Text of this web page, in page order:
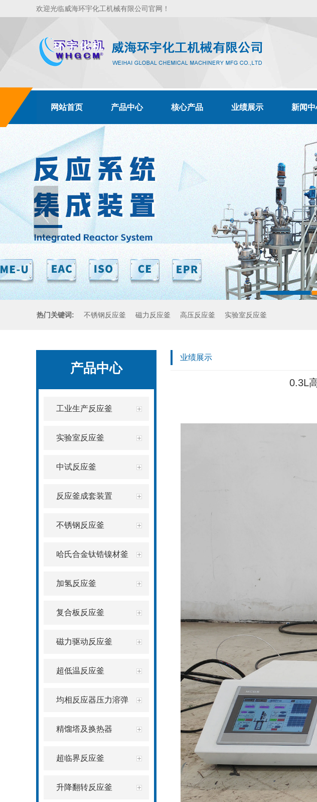
欢迎光临威海环宇化工机械有限公司官网！
网站首页 产品中心 核心产品 业绩展示 新闻中
热门关键词: 不锈钢反应釜 磁力反应釜 高压反应釜 实验室反应釜
产品中心
工业生产反应釜
实验室反应釜
中试反应釜
反应釜成套装置
不锈钢反应釜
哈氏合金钛锆镍材釜
加氢反应釜
复合板反应釜
磁力驱动反应釜
超低温反应釜
均相反应器压力溶弹
精馏塔及换热器
超临界反应釜
升降翻转反应釜
业绩展示
0.3L